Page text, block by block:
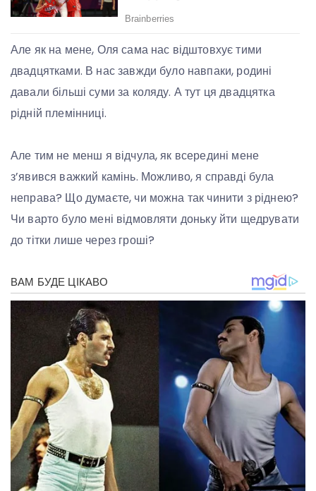
Але як на мене, Оля сама нас відштовхує тими
двадцятками. В нас завжди було навпаки, родині
давали більші суми за коляду. А тут ця двадцятка
рідній племінниці.
Але тим не менш я відчула, як всередині мене
з’явився важкий камінь. Можливо, я справді була
неправа? Що думаєте, чи можна так чинити з ріднею?
Чи варто було мені відмовляти доньку йти щедрувати
до тітки лише через гроші?